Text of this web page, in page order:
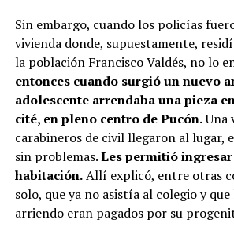
Sin embargo, cuando los policías
vivienda donde, supuestamente,
la población Francisco Valdés, no lo
entonces cuando surgió un nuevo
adolescente arrendaba una pieza
cité, en pleno centro de Pucón.Una
carabineros de civil llegaron al lugar,
sin problemas.Les permitió
habitación.Allí explicó, entre otras
solo, que ya no asistía al colegio y
arriendo eran pagados por su